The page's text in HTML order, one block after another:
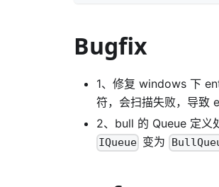
Bugfix
1、修复 windows 下
符，会扫描失败，导致
2、bull 的 Queue 定义
IQueue 变为